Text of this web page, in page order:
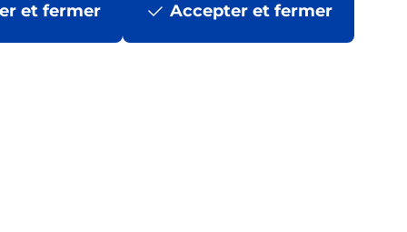
et fermer Accepter et fermer